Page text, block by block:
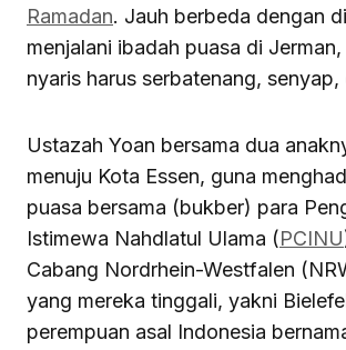
Ramadan. Jauh berbeda dengan
menjalani ibadah puasa di
nyaris harus serbatenang, senyap,
Ustazah Yoan bersama dua
menuju Kota Essen, guna
puasa bersama (bukber) para
Istimewa Nahdlatul Ulama (PCINU
Cabang Nordrhein-Westfalen
yang mereka tinggali, yakni
perempuan asal Indonesia